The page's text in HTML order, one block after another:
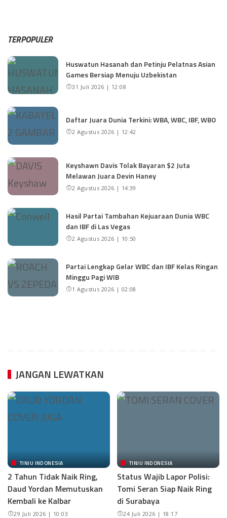
TERPOPULER
Huswatun Hasanah dan Petinju Pelatnas Asian
Games Bersiap Menuju Uzbekistan
31 Juli 2026 | 12:08
Daftar Juara Dunia Terkini: WBA, WBC, IBF, WBO
2 Agustus 2026 | 12:42
Keyshawn Davis Tolak Bayaran $2 Juta
Melawan Juara Devin Haney
2 Agustus 2026 | 14:39
Hasil Partai Tambahan Kejuaraan Dunia WBC
dan IBF di Las Vegas
2 Agustus 2026 | 10:50
Partai Lengkap Gelar WBC dan IBF Kelas Ringan
Minggu Pagi WIB
1 Agustus 2026 | 02:08
JANGAN LEWATKAN
TINJU INDONESIA
2 Tahun Tidak Naik Ring,
Daud Yordan Memutuskan
Kembali ke Kalbar
29 Juli 2026 | 10:03
TINJU INDONESIA
Status Wajib Lapor Polisi:
Tomi Seran Siap Naik Ring
di Surabaya
24 Juli 2026 | 18:17